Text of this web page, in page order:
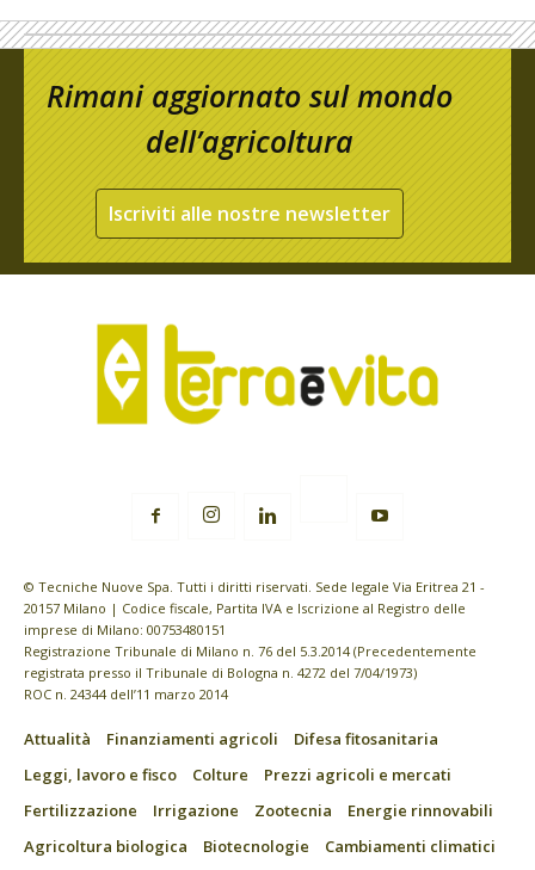
Rimani aggiornato sul mondo
dell’agricoltura
Iscriviti alle nostre newsletter
© Tecniche Nuove Spa. Tutti i diritti riservati. Sede legale Via Eritrea 21 -
20157 Milano | Codice fiscale, Partita IVA e Iscrizione al Registro delle
imprese di Milano: 00753480151
Registrazione Tribunale di Milano n. 76 del 5.3.2014 (Precedentemente
registrata presso il Tribunale di Bologna n. 4272 del 7/04/1973)
ROC n. 24344 dell’11 marzo 2014
Attualità Finanziamenti agricoli
Difesa fitosanitaria
Leggi, lavoro e fisco
Colture
Prezzi agricoli e mercati
Fertilizzazione
Irrigazione Zootecnia
Energie rinnovabili
Agricoltura biologica
Biotecnologie
Cambiamenti climatici